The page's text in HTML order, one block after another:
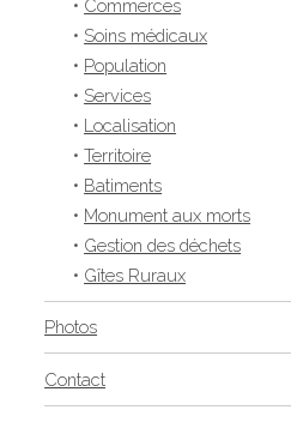
• Commerces
• Soins médicaux
• Population
• Services
• Localisation
•Territoire
• Batiments
• Monument aux morts
• Gestion des déchets
• Gîtes Ruraux
Photos
Contact